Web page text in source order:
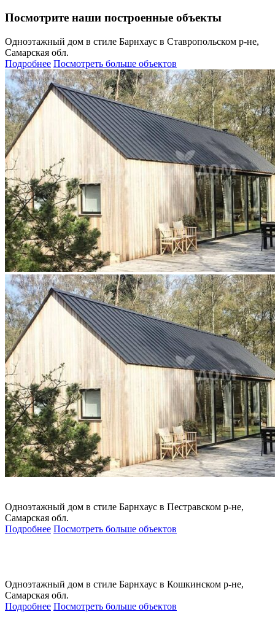
Посмотрите наши построенные объекты
Одноэтажный дом в стиле Барнхаус в Ставропольском р-не,
Самарская обл.
Подробнее Посмотреть больше объектов
Одноэтажный дом в стиле Барнхаус в Пестравском р-не,
Самарская обл.
Подробнее Посмотреть больше объектов
Одноэтажный дом в стиле Барнхаус в Кошкинском р-не,
Самарская обл.
Подробнее Посмотреть больше объектов